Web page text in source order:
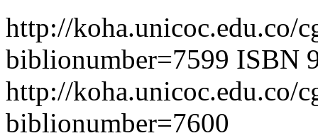
http://koha.unicoc.edu.co/
biblionumber=7599 ISBN
http://koha.unicoc.edu.co/
biblionumber=7600